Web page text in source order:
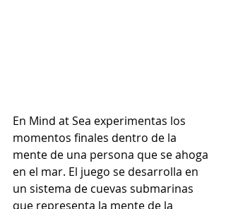
En Mind at Sea experimentas los
momentos finales dentro de la
mente de una persona que se ahoga
en el mar. El juego se desarrolla en
un sistema de cuevas submarinas
que representa la mente de la